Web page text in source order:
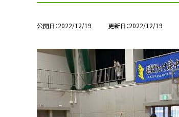
公開日 2022/12/19 更新日 2022/12/19